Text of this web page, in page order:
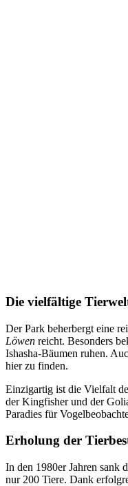
Die vielfältige
Der Park beherbergt eine
Löwen reicht. Besonders
Ishasha-Bäumen ruhen.
hier zu finden.
Einzigartig ist die Vielfalt
der Kingfisher und der
Paradies für
Erholung der
In den 1980er Jahren sank
nur 200 Tiere. Dank